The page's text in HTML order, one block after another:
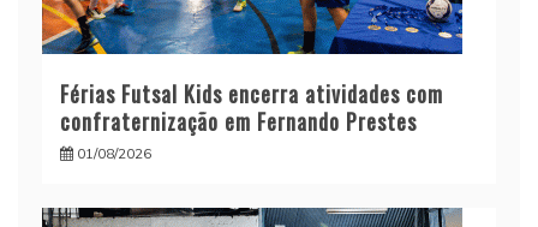
Férias Futsal Kids encerra atividades com
confraternização em Fernando Prestes
01/08/2026